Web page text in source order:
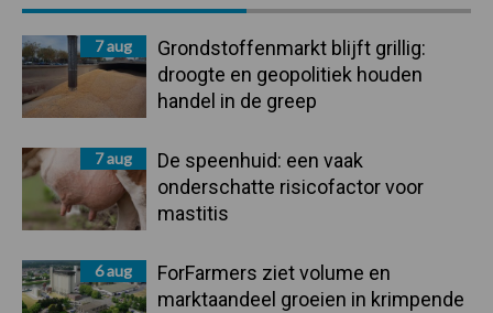
Sidebar
7 aug
Grondstoffenmarkt blijft grillig:
droogte en geopolitiek houden
handel in de greep
7 aug
De speenhuid: een vaak
onderschatte risicofactor voor
mastitis
6 aug
ForFarmers ziet volume en
marktaandeel groeien in krimpende